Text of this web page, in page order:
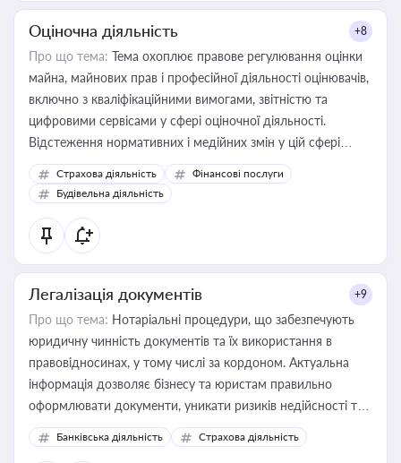
Оціночна діяльність +8
Про що тема: Тема охоплює правове регулювання оцінки
майна, майнових прав і професійної діяльності оцінювачів,
включно з кваліфікаційними вимогами, звітністю та
цифровими сервісами у сфері оціночної діяльності.
Відстеження нормативних і медійних змін у цій сфері
корисне для власника бізнесу, керівника, юриста або
бухгалтера під час оподаткування, приватизації, оренди
державного майна, корпоративних угод і перевірки
статусу суб'єктів оціночної діяльності
Страхова діяльність
Фінансові послуги
Будівельна діяльність
Легалізація документів +9
Про що тема: Нотаріальні процедури, що забезпечують
юридичну чинність документів та їх використання в
правовідносинах, у тому числі за кордоном. Актуальна
інформація дозволяє бізнесу та юристам правильно
оформлювати документи, уникати ризиків недійсності та
забезпечувати їх належне прийняття органами влади та
контрагентами
Банківська діяльність Страхова діяльність